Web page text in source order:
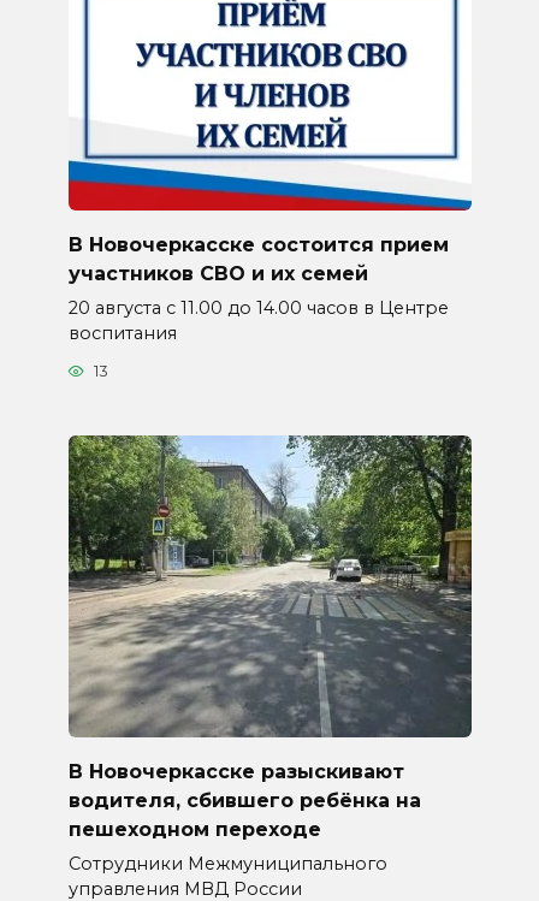
В Новочеркасске состоится прием
участников СВО и их семей
20 августа с 11.00 до 14.00 часов в Центре
воспитания
13
В Новочеркасске разыскивают
водителя, сбившего ребёнка на
пешеходном переходе
Сотрудники Межмуниципального
управления МВД России